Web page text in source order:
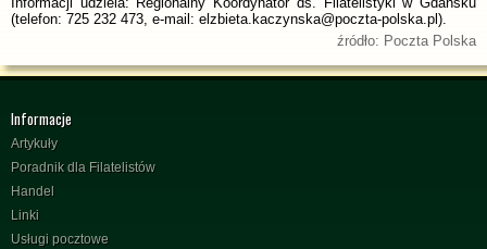
(telefon: 725 232 473, e-mail: elzbieta.kaczynska@poczta-polska.pl).
źródło: Poczta Polska
Informacje
Artykuły
Poradnik dla Filatelistów
Handel
Linki
Usługi pocztowe